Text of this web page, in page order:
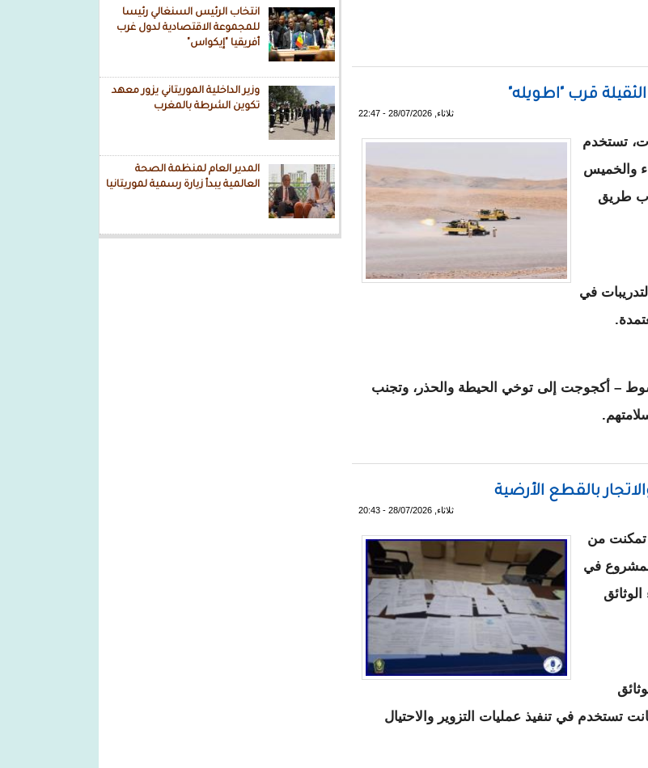
انتخاب الرئيس السنغالي رئيسا
للمجموعة الاقتصادية لدول غرب
أفريقيا "إيكواس"
وزير الداخلية الموريتاني يزور معهد
تكوين الشرطة بالمغرب
المدير العام لمنظمة الصحة
العالمية يبدأ زيارة رسمية لموريتانيا
قرب "اطويله"
ثلاثاء, 28/07/2026 - 22:47
تستخدم
والخميس
قرب طريق
في
– أكجوجت إلى توخي الحيطة والحذر، وتجنب
الثقيلة قرب "اطويله"
بالقطع الأرضية
ثلاثاء, 28/07/2026 - 20:43
تمكنت من
في
تستخدم في تنفيذ عمليات التزوير والاحتيال